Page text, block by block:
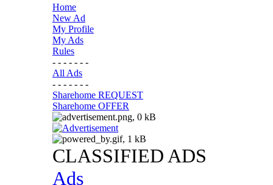
Home
New Ad
My Profile
My Ads
Rules
- - - - - - -
All Ads
- - - - - - -
Sharehome REQUEST
Sharehome OFFER
CLASSIFIED ADS
Ads